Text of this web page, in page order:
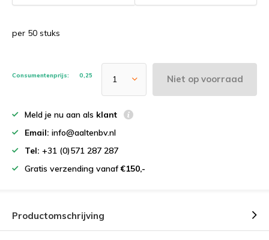
per 50 stuks
Consumentenprijs: 0,25 Niet op voorraad
Meld je nu aan als klant
Email: info@aaltenbv.nl
Tel: +31 (0)571 287 287
Gratis verzending vanaf€150,-
Productomschrijving